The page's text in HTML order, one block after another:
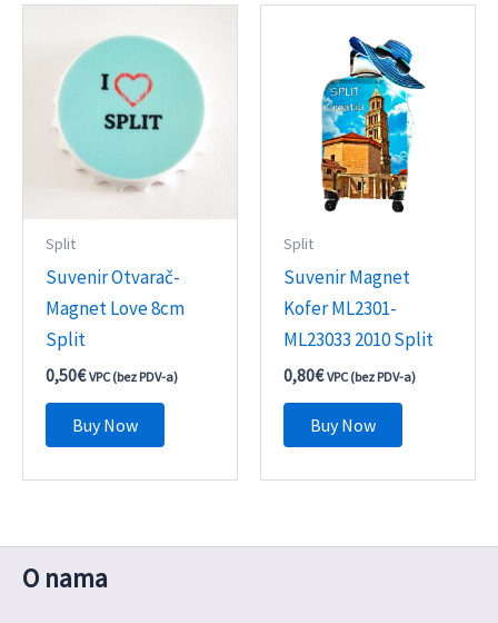
Split
Suvenir Otvarač-
Magnet Love 8cm
Split
0,50€ VPC (bez PDV-a)
Buy Now
Split
Suvenir Magnet
Kofer ML2301-
ML23033 2010 Split
0,80€ VPC (bez PDV-a)
Buy Now
O nama